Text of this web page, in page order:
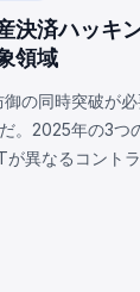
決済ハッキ
領域
の同時突破が
。2025年の3つ
が異なるコント